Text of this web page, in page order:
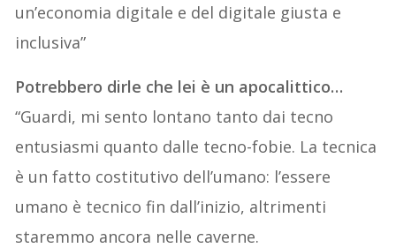
un’economia digitale e del digitale giusta e
inclusiva”
Potrebbero dirle che lei è un apocalittico…
“Guardi, mi sento lontano tanto dai tecno
entusiasmi quanto dalle tecno-fobie. La tecnica
è un fatto costitutivo dell’umano: l’essere
umano è tecnico fin dall’inizio, altrimenti
staremmo ancora nelle caverne.